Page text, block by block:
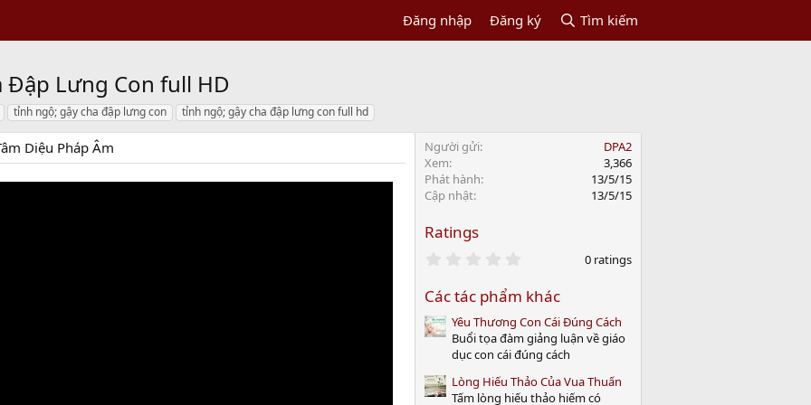
Đăng nhập Đăng ký Tìm kiếm
Đập Lưng Con full HD
tỉnh ngộ; gậy cha đập lưng con tỉnh ngộ; gậy cha đập lưng con full hd
Diệu Pháp Âm Người gửi
DPA2
Xem
3,366
Phát hành
13/5/15
Cập nhật
13/5/15
Ratings
0
t
a
r
(
s
)
0 ratings
Các tác phẩm khác
Yêu Thương Con Cái Đúng Cách
Buổi tọa đàm giảng luận về giáo
dục con cái đúng cách
Lòng Hiếu Thảo Của Vua Thuấn
Tấm lòng hiếu thảo hiếm có